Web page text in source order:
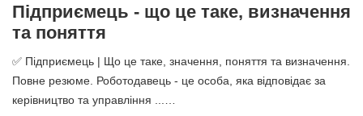
Підприємець - що це таке, визначення
та поняття
✅ Підприємець | Що це таке, значення, поняття та визначення.
Повне резюме. Роботодавець - це особа, яка відповідає за
керівництво та управління ...…